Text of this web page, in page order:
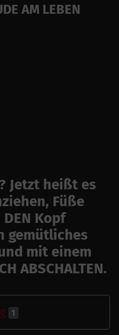
AM LEBEN
Jetzt heißt es
Füße
Kopf
gemütliches
mit einem
ABSCHALTEN.
1